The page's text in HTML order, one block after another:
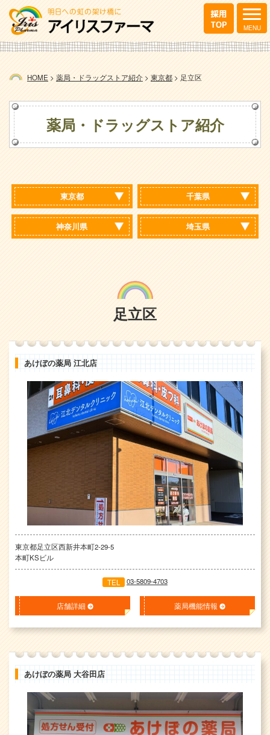
HOME > 薬局・ドラッグストア紹介 > 東京都 > 足立区
薬局・ドラッグストア紹介
東京都 千葉県
神奈川県 埼玉県
足立区
あけぼの薬局 江北店
東京都足立区西新井本町2-29-5
本町KSビル
TEL 03-5809-4703
店舗詳細 薬局機能情報
あけぼの薬局 大谷田店